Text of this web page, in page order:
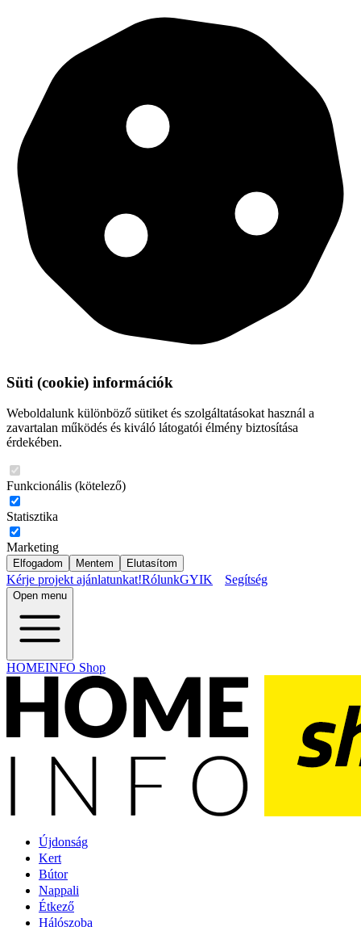
Süti (cookie) információk
Weboldalunk különböző sütiket és szolgáltatásokat használ a
zavartalan működés és kiváló látogatói élmény biztosítása
érdekében.
Funkcionális (kötelező)
Statisztika
Marketing
Elfogadom Mentem Elutasítom
Kérje projekt ajánlatunkat!RólunkGYIK Segítség
Open menu
HOMEINFO Shop
Újdonság
Kert
Bútor
Nappali
Étkező
Hálószoba